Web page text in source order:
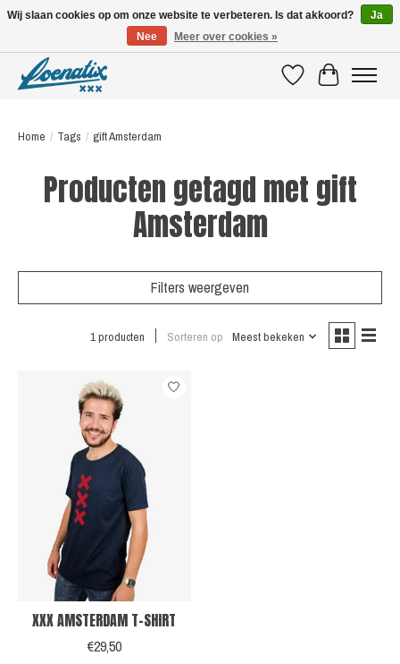
VerlanglijstWinkelwagen
Home / Tags / gift Amsterdam
Producten getagd met gift
Amsterdam
Filters weergeven
1 producten Sorteren op Meest bekeken
XXX AMSTERDAM T-SHIRT
€29,50
Wij slaan cookies op om onze website te verbeteren. Is dat akkoord?
Ja
Nee
Meer over cookies »